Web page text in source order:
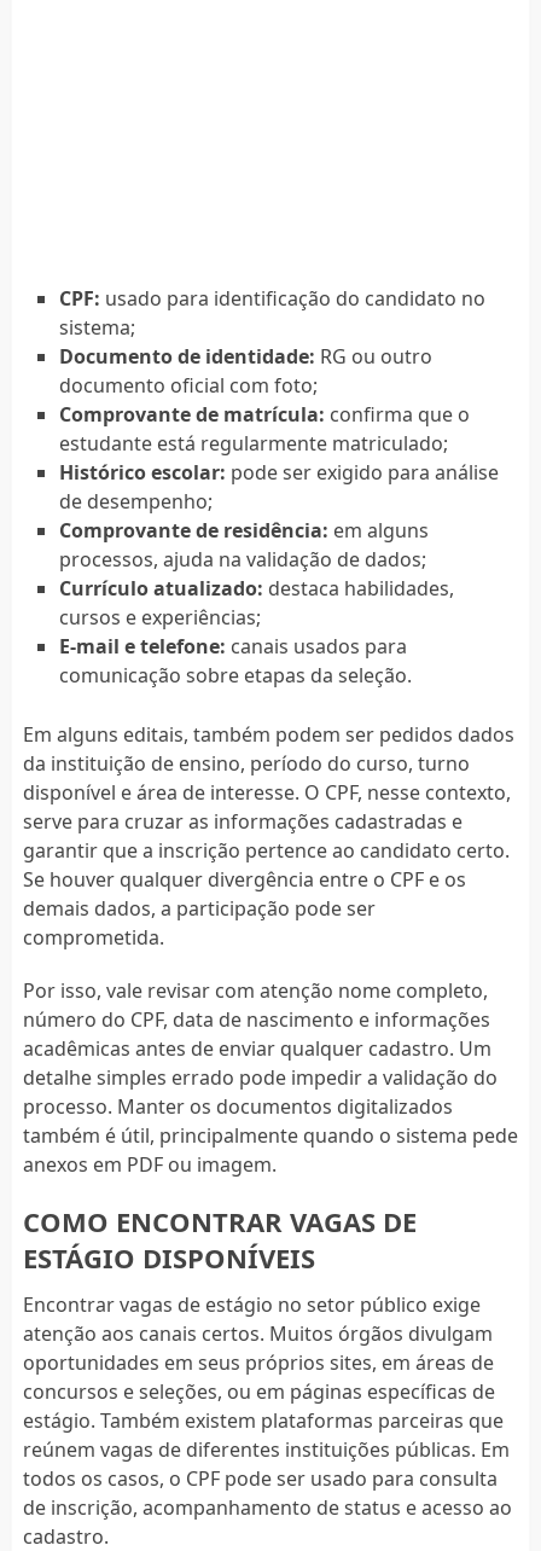
CPF: usado para identificação do candidato no
sistema;
Documento de identidade: RG ou outro
documento oficial com foto;
Comprovante de matrícula: confirma que o
estudante está regularmente matriculado;
Histórico escolar: pode ser exigido para análise
de desempenho;
Comprovante de residência: em alguns
processos, ajuda na validação de dados;
Currículo atualizado: destaca habilidades,
cursos e experiências;
E-mail e telefone: canais usados para
comunicação sobre etapas da seleção.
Em alguns editais, também podem ser pedidos dados
da instituição de ensino, período do curso, turno
disponível e área de interesse. O CPF, nesse contexto,
serve para cruzar as informações cadastradas e
garantir que a inscrição pertence ao candidato certo.
Se houver qualquer divergência entre o CPF e os
demais dados, a participação pode ser
comprometida.
Por isso, vale revisar com atenção nome completo,
número do CPF, data de nascimento e informações
acadêmicas antes de enviar qualquer cadastro. Um
detalhe simples errado pode impedir a validação do
processo. Manter os documentos digitalizados
também é útil, principalmente quando o sistema pede
anexos em PDF ou imagem.
COMO ENCONTRAR VAGAS DE
ESTÁGIO DISPONÍVEIS
Encontrar vagas de estágio no setor público exige
atenção aos canais certos. Muitos órgãos divulgam
oportunidades em seus próprios sites, em áreas de
concursos e seleções, ou em páginas específicas de
estágio. Também existem plataformas parceiras que
reúnem vagas de diferentes instituições públicas. Em
todos os casos, o CPF pode ser usado para consulta
de inscrição, acompanhamento de status e acesso ao
cadastro.